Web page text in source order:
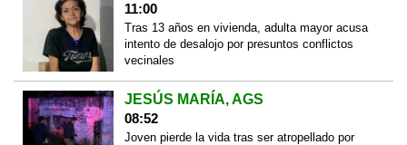
11:00
Tras 13 años en vivienda, adulta mayor acusa
intento de desalojo por presuntos conflictos
vecinales
JESÚS MARÍA, AGS
08:52
Joven pierde la vida tras ser atropellado por